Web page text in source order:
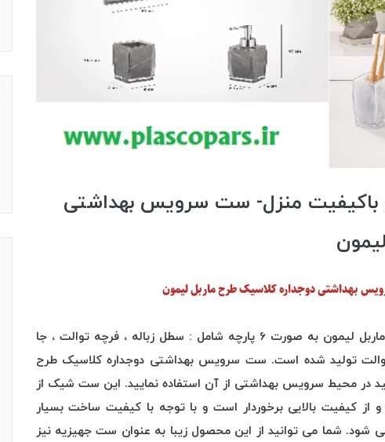
باکیفیت منزل- ست سرویس بهداشتی
بهداشتی دوجداره کلاسیک طرح ماربل لیمون
ست سرویس بهداشتی دوجداره کلاسیک طرح ماربل لیمون به صورت 6 پارچه شامل : سطل زباله ، فرچه توالت ، جا
تولید شده است. ست سرویس بهداشتی دوجداره کلاسیک طرح
در محیط سرویس بهداشتی از آن استفاده نمایید. این ست شیک از
کیفیت بالایی برخوردار است و با توجه با کیفیت ساخت بسیار
شود. شما می توانید از این محصول زیبا به عنوان ست جهیزیه نیز